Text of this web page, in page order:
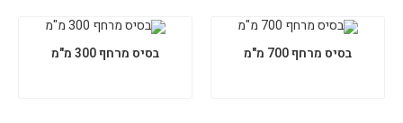
בסיס מרחף 700 מ"מ בסיס מרחף 300 מ"מ